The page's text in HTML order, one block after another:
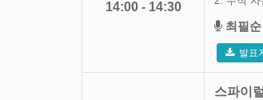
14:00 - 14:30
최필
발표
스파이